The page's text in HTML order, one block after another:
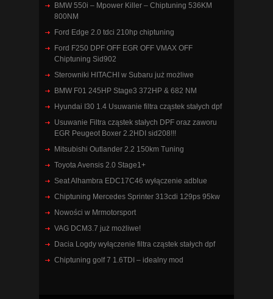
BMW 550i – Mpower Killer – Chiptuning 536KM
800NM
Ford Edge 2.0 tdci 210hp chiptuning
Ford F250 DPF OFF EGR OFF VMAX OFF
Chiptuning Sid902
Sterowniki HITACHI w Subaru już możliwe
BMW F01 245HP Stage3 372HP & 682 NM
Hyundai I30 1.4 Usuwanie filtra cząstek stałych dpf
Usuwanie Filtra cząstek stałych DPF oraz zaworu
EGR Peugeot Boxer 2.2HDI sid208!!!
Mitsubishi Outlander 2.2 150km Tuning
Toyota Avensis 2.0 Stage1+
Seat Alhambra EDC17C46 wyłączenie adblue
Chiptuning Mercedes Sprinter 313cdi 129ps 95kw
Nowości w Mrmotorsport
VAG DCM3.7 już możliwe!
Dacia Logdy wyłączenie filtra cząstek stałych dpf
Chiptuning golf 7 1.6TDI – idealny mod